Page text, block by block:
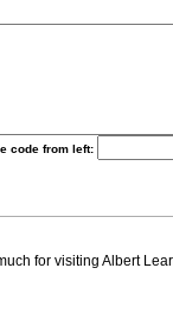
code from left:
for visiting Albert